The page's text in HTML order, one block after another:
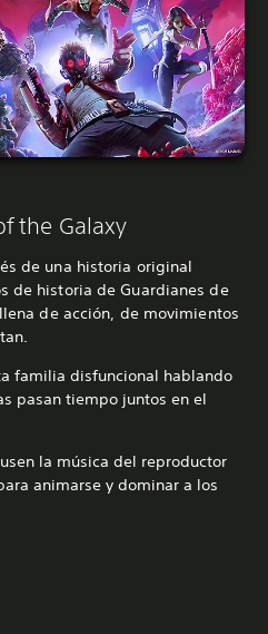
the Galaxy
de una historia original
de historia de Guardianes de
de acción, de movimientos
familia disfuncional hablando
pasan tiempo juntos en el
la música del reproductor
animarse y dominar a los